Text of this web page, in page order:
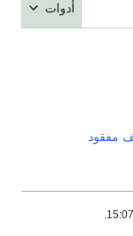
أدوات
مفقود